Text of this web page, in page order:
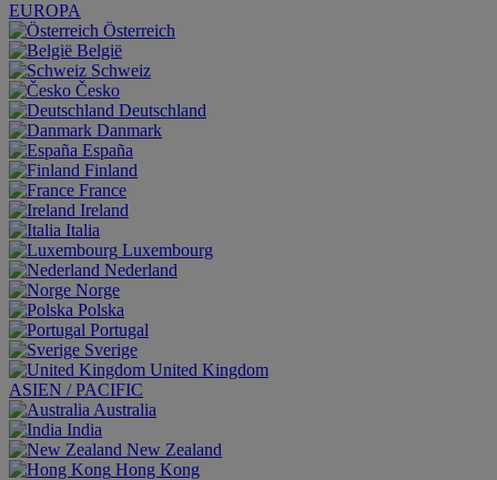
EUROPA
Österreich
België
Schweiz
Česko
Deutschland
Danmark
España
Finland
France
Ireland
Italia
Luxembourg
Nederland
Norge
Polska
Portugal
Sverige
United Kingdom
ASIEN / PACIFIC
Australia
India
New Zealand
Hong Kong